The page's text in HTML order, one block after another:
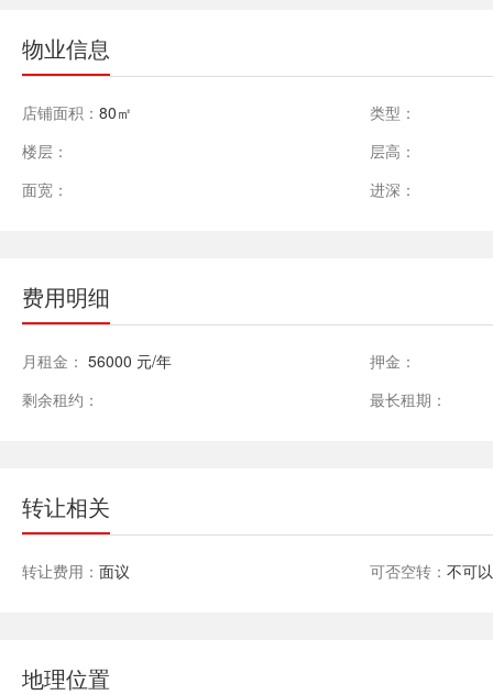
物业信息
店铺面积： 80㎡
类型：
楼层：
层高：
面宽：
进深：
费用明细
月租金： 56000 元/年
押金：
剩余租约：
最长租期：
转让相关
转让费用： 面议 可否空转：不可以
地理位置